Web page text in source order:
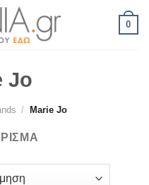
0
Jo
/ Marie Jo